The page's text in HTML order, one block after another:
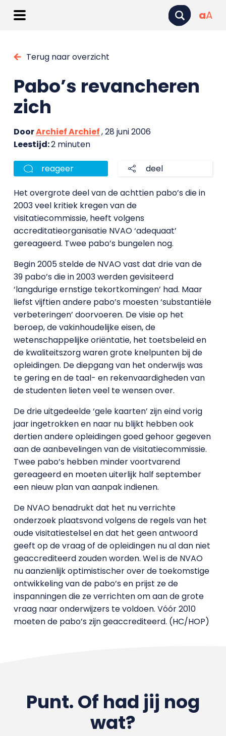
aA
Terug naar overzicht
Pabo’s revancheren
zich
DoorArchief Archief, 28 juni 2006
Leestijd:2 minuten
reageer deel
Het overgrote deel van de achttien pabo’s die in
2003 veel kritiek kregen van de
visitatiecommissie, heeft volgens
accreditatieorganisatie NVAO ‘adequaat’
gereageerd. Twee pabo’s bungelen nog.
Begin 2005 stelde de NVAO vast dat drie van de
39 pabo’s die in 2003 werden gevisiteerd
‘langdurige ernstige tekortkomingen’ had. Maar
liefst vijftien andere pabo’s moesten ‘substantiële
verbeteringen’ doorvoeren. De visie op het
beroep, de vakinhoudelijke eisen, de
wetenschappelijke oriëntatie, het toetsbeleid en
de kwaliteitszorg waren grote knelpunten bij de
opleidingen. De diepgang van het onderwijs was
te gering en de taal- en rekenvaardigheden van
de studenten lieten veel te wensen over.
De drie uitgedeelde ‘gele kaarten’ zijn eind vorig
jaar ingetrokken en naar nu blijkt hebben ook
dertien andere opleidingen goed gehoor gegeven
aan de aanbevelingen van de visitatiecommissie.
Twee pabo’s hebben minder voortvarend
gereageerd en moeten uiterlijk half september
een nieuw plan van aanpak indienen.
De NVAO benadrukt dat het nu verrichte
onderzoek plaatsvond volgens de regels van het
oude visitatiestelsel en dat het geen antwoord
geeft op de vraag of de opleidingen nu al dan niet
geaccrediteerd zouden worden. Wel is de NVAO
nu aanzienlijk optimistischer over de toekomstige
ontwikkeling van de pabo’s en prijst ze de
inspanningen die ze verrichten om aan de grote
vraag naar onderwijzers te voldoen. Vóór 2010
moeten de pabo’s zijn geaccrediteerd. (HC/HOP)
Punt. Of had jij nog
wat?